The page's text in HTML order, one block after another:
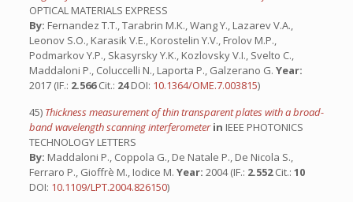
OPTICAL MATERIALS EXPRESS
By: Fernandez T.T., Tarabrin M.K., Wang Y., Lazarev V.A.,
Leonov S.O., Karasik V.E., Korostelin Y.V., Frolov M.P.,
Podmarkov Y.P., Skasyrsky Y.K., Kozlovsky V.I., Svelto C.,
Maddaloni P., Coluccelli N., Laporta P., Galzerano G. Year:
2017 (IF.: 2.566Cit.: 24DOI: 10.1364/OME.7.003815)
45) Thickness measurement of thin transparent plates with a broad-
band wavelength scanning interferometerin IEEE PHOTONICS
TECHNOLOGY LETTERS
By: Maddaloni P., Coppola G., De Natale P., De Nicola S.,
Ferraro P., Gioffrè M., Iodice M. Year: 2004 (IF.: 2.552Cit.: 10
DOI: 10.1109/LPT.2004.826150)